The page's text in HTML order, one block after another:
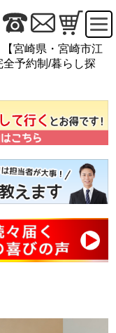
【宮崎県・宮崎市江
予約制/暮らし探